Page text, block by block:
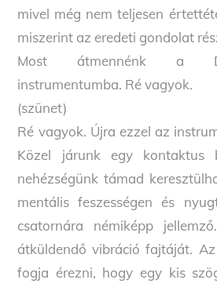
mivel még nem teljesen
miszerint az eredeti gondolat
Most átmennénk a
instrumentumba. Ré vagyok.
(szünet)
Ré vagyok. Újra ezzel az
Közel járunk egy kontaktus
nehézségünk támad
mentális feszességen és
csatornára némiképp
átküldendő vibráció fajtáját.
fogja érezni, hogy egy kis